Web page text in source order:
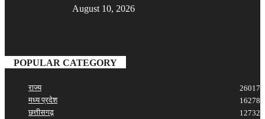
August 10, 2026
POPULAR CATEGORY
राज्य
26017
मध्य प्रदेश
16278
छत्तीसगढ़
12732